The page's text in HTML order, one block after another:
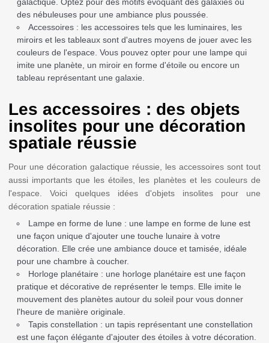
des nébuleuses pour une ambiance plus poussée.
Accessoires : les accessoires tels que les luminaires, les
miroirs et les tableaux sont d'autres moyens de jouer avec les
couleurs de l'espace. Vous pouvez opter pour une lampe qui
imite une planète, un miroir en forme d'étoile ou encore un
tableau représentant une galaxie.
Les accessoires : des objets
insolites pour une décoration
spatiale réussie
Pour une décoration galactique réussie, les accessoires sont tout
aussi importants que les étoiles, les planètes et les couleurs de
l'espace. Voici quelques idées d'objets insolites pour une
décoration spatiale réussie :
Lampe en forme de lune : une lampe en forme de lune est
une façon unique d'ajouter une touche lunaire à votre
décoration. Elle crée une ambiance douce et tamisée, idéale
pour une chambre à coucher.
Horloge planétaire : une horloge planétaire est une façon
pratique et décorative de représenter le temps. Elle imite le
mouvement des planètes autour du soleil pour vous donner
l'heure de manière originale.
Tapis constellation : un tapis représentant une constellation
est une façon élégante d'ajouter des étoiles à votre décoration.